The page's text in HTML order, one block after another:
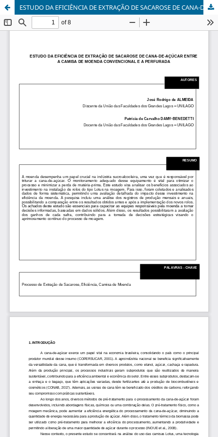
ESTUDO DA EFICIÊNCIA DE EXTRAÇÃO DE SACAROSE DE CANA-DE-AÇÚCAR ENTRE A CAMISA DE MOENDA CONVENCIONAL E A PERFURADA